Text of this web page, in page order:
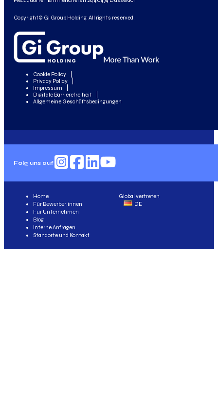
Copyright© Gi Group Holding. All rights reserved.
Cookie Policy
Privacy Policy
Impressum
Digitale Barrierefreiheit
Allgemeine Geschäftsbedingungen
Folg uns auf
Global vertreten
DE
Home
Für Bewerber:innen
Für Unternehmen
Blog
Interne Anfragen
Standorte und Kontakt